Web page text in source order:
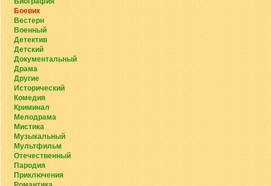
Боевик
Вестерн
Военный
Детектив
Детский
Документальный
Драма
Другие
Исторический
Комедия
Криминал
Мелодрама
Мистика
Музыкальный
Мультфильм
Отечественный
Пародия
Приключения